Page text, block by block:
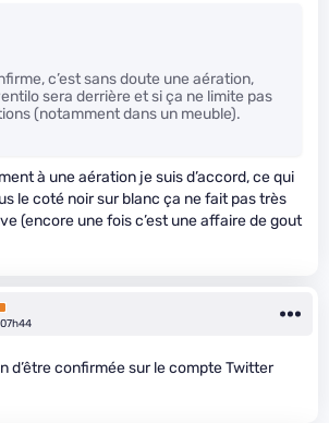
c’est sans doute une aération,
sera derrière et si ça ne limite pas
(notamment dans un meuble).
à une aération je suis d’accord, ce qui
le coté noir sur blanc ça ne fait pas très
(encore une fois c’est une affaire de gout
d’être confirmée sur le compte Twitter